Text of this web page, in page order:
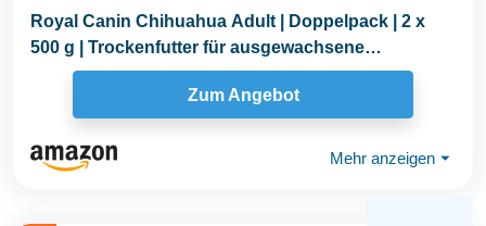
Royal Canin Chihuahua Adult | Doppelpack | 2 x
500 g | Trockenfutter für ausgewachsene
Chihuahuas...
Zum Angebot
Mehr anzeigen ⏷